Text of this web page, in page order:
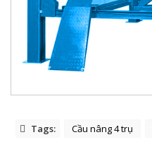
Tags: Cầu nâng 4 trụ